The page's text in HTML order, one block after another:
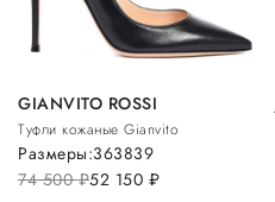
GIANVITO ROSSI
Туфли кожаные Gianvito
74 500руб.52 150 руб.
Размеры:363839